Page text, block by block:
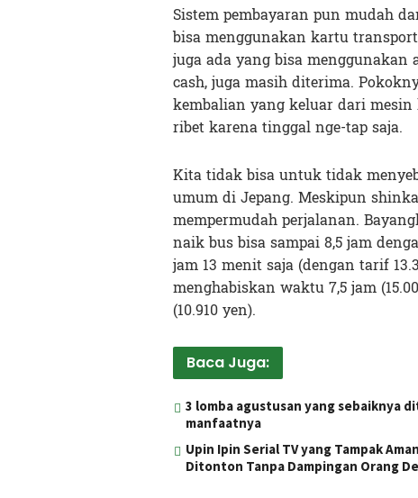
Sistem pembayaran pun mudah
bisa menggunakan kartu
juga ada yang bisa
cash, juga masih diterima.
kembalian yang keluar dari
ribet karena tinggal nge-tap saja.
Kita tidak bisa untuk tidak
umum di Jepang. Meskipun
mempermudah perjalanan.
naik bus bisa sampai 8,5 jam
jam 13 menit saja (dengan tarif
menghabiskan waktu 7,5 jam
(10.910 yen).
Baca Juga:
3 lomba agustusan yang sebaiknya
manfaatnya
Upin Ipin Serial TV yang Tampak
Ditonton Tanpa Dampingan Orang